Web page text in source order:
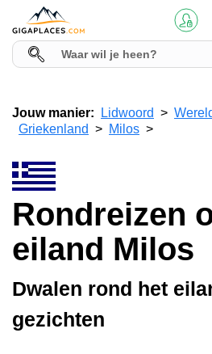
Jouw manier: Lidwoord
Griekenland
Milos
Rondreizen
eiland Milos
Dwalen rond het
gezichten